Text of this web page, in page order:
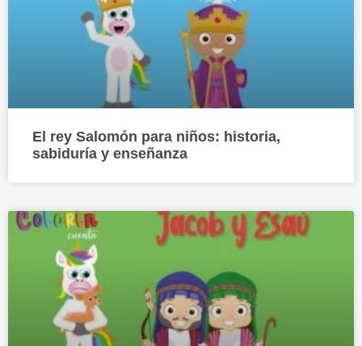
El rey Salomón para niños: historia,
sabiduría y enseñanza